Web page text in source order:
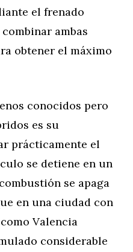
el frenado
ambas
obtener el máximo
conocidos pero
es su
prácticamente el
se detiene en un
se apaga
en una ciudad con
Valencia
considerable